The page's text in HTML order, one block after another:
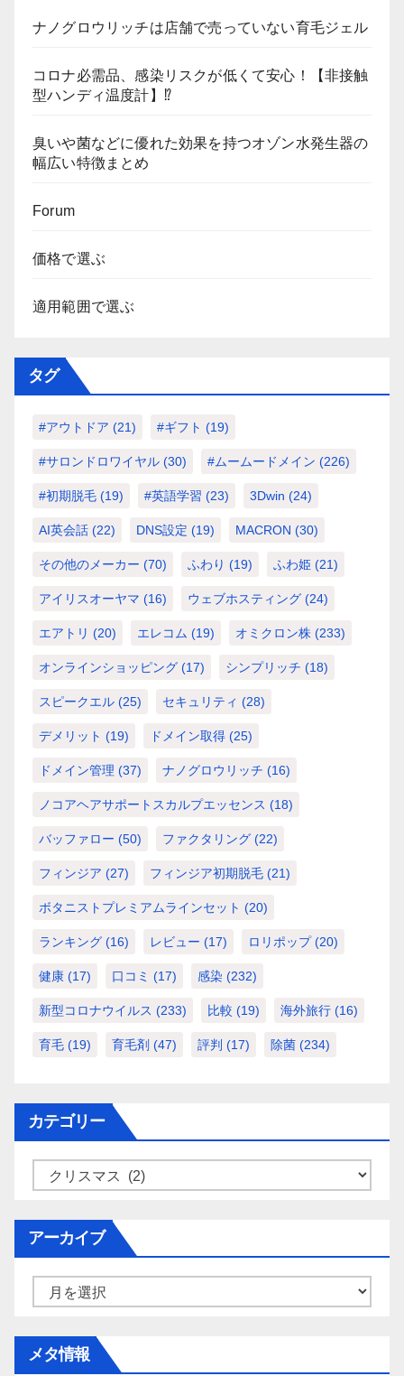
ナノグロウリッチは店舗で売っていない育毛ジェル
コロナ必需品、感染リスクが低くて安心！【非接触
型ハンディ温度計】⁉
臭いや菌などに優れた効果を持つオゾン水発生器の
幅広い特徴まとめ
Forum
価格で選ぶ
適用範囲で選ぶ
タグ
#アウトドア (21) #ギフト (19)
#サロンドロワイヤル (30) #ムームードメイン (226)
#初期脱毛 (19) #英語学習 (23) 3Dwin (24)
AI英会話 (22) DNS設定 (19) MACRON (30)
その他のメーカー (70) ふわり (19) ふわ姫 (21)
アイリスオーヤマ (16) ウェブホスティング (24)
エアトリ (20) エレコム (19) オミクロン株 (233)
オンラインショッピング (17) シンプリッチ (18)
スピークエル (25) セキュリティ (28)
デメリット (19) ドメイン取得 (25)
ドメイン管理 (37) ナノグロウリッチ (16)
ノコアヘアサポートスカルプエッセンス (18)
バッファロー (50) ファクタリング (22)
フィンジア (27) フィンジア初期脱毛 (21)
ボタニストプレミアムラインセット (20)
ランキング (16) レビュー (17) ロリポップ(20)
健康 (17) 口コミ (17) 感染 (232)
新型コロナウイルス (233) 比較 (19) 海外旅行 (16)
育毛 (19) 育毛剤 (47) 評判 (17) 除菌 (234)
カテゴリー
ー
アーカイブ
メタ情報